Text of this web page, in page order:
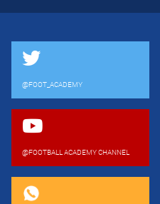
@FOOT_ACADEMY
@FOOTBALL ACADEMY CHANNEL